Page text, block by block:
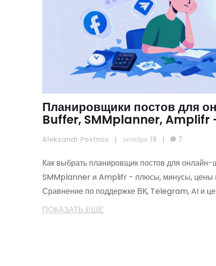
Планировщики постов для
Buffer, SMMplanner, Amplifr
2025 году
Aleksandr Postnov | октября 19 | 7
Как выбрать планировщик постов для
SMMplanner и Amplifr - плюсы, минусы, цены
Сравнение по поддержке ВК, Telegram, AI и
ПОКАЗАТЬ ЕЩЕ